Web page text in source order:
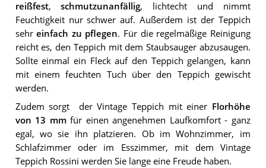
reißfest,schmutzunanfällig, lichtecht und nimmt
Feuchtigkeit nur schwer auf. Außerdem ist der Teppich
sehreinfach zu pflegen. Für die regelmäßige Reinigung
reicht es, den Teppich mit dem Staubsauger abzusaugen.
Sollte einmal ein Fleck auf den Teppich gelangen, kann
mit einem feuchten Tuch über den Teppich gewischt
werden.
Zudem sorgt der Vintage Teppich mit einer Florhöhe
von 13 mmfür einen angenehmen Laufkomfort - ganz
egal, wo sie ihn platzieren. Ob im Wohnzimmer, im
Schlafzimmer oder im Esszimmer, mit dem Vintage
Teppich Rossini werden Sie lange eine Freude haben.